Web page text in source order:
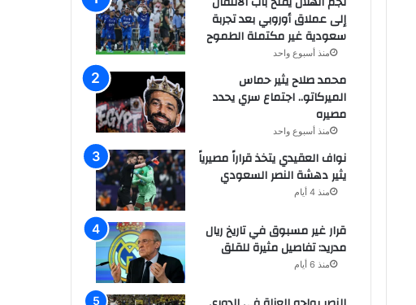
إلى عملاق أوروبي بعد تجربة
سعودية غير مكتملة الطموح
منذ أسبوع واحد
محمد صلاح يثير حماس
الميركاتو.. اجتماع سري يحدد
مصيره
منذ أسبوع واحد
نواف العقيدي يتخذ قراراً مصيرياً
يثير دهشة النصر السعودي
منذ 4 أيام
قرار غير مسبوق في تاريخ ريال
مدريد: تفاصيل مثيرة للقلق
منذ 6 أيام